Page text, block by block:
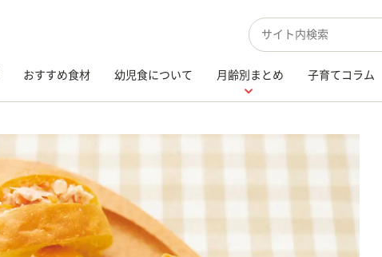
検索キーワード入力
おすすめ食材 幼児食について 月齢別まとめ 子育てコラム